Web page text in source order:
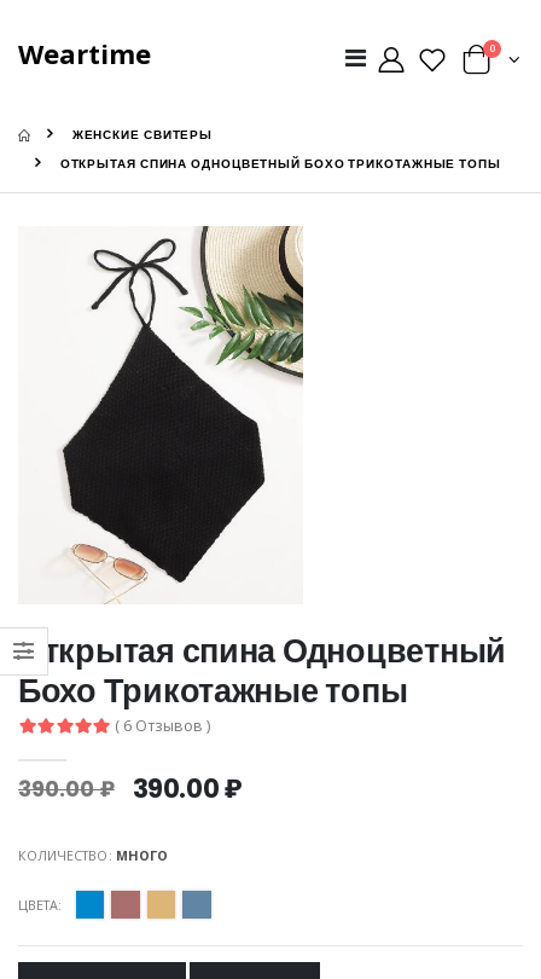
Weartime 0
ЖЕНСКИЕ СВИТЕРЫ
ОТКРЫТАЯ СПИНА ОДНОЦВЕТНЫЙ БОХО ТРИКОТАЖНЫЕ ТОПЫ
Открытая спина Одноцветный
Бохо Трикотажные топы
( 6 Отзывов )
390.00 ₽ 390.00 ₽
КОЛИЧЕСТВО: МНОГО
ЦВЕТА: